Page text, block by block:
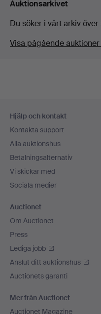
Auktionsarkivet
Du söker i vårt arkiv
Visa pågående
Hjälp och kontakt
Kontakta support
Alla auktionshus
Betalningsalternativ
Vi skickar med
Sociala medier
Auctionet
Om Auctionet
Press
Lediga jobb
Anslut ditt auktionshus
Auctionets garanti
Mer från Auctionet
Auctionet Magazine